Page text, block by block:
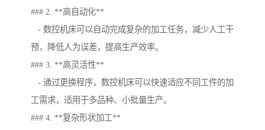
### 2. **高自动化**
- 数控机床可以自动完成复杂的加工任务，减少人工干
预，降低人为误差，提高生产效率。
### 3. **高灵活性**
- 通过更换程序，数控机床可以快速适应不同工件的加
工需求，适用于多品种、小批量生产。
### 4. **复杂形状加工**